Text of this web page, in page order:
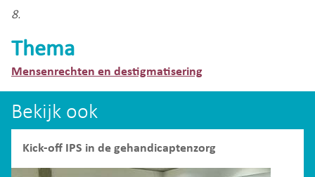
8.
Thema
Mensenrechten en destigmatisering
Bekijk ook
Kick-off IPS in de gehandicaptenzorg